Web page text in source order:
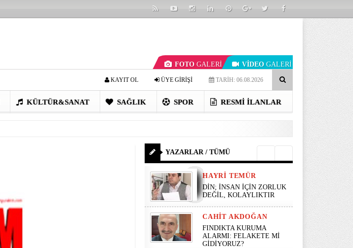
FOTO GALERİ VİDEO GALERİ
TARİH: 06.08.2026
ÜYE GİRİŞİ
KAYIT OL
KÜLTÜR&SANAT SAĞLIK SPOR RESMI İLANLAR
YAZARLAR / TÜMÜ
HAYRI TEMÜR
DİN; İNSAN İÇİN ZORLUK
DEĞİL, KOLAYLIKTIR
CAHIT AKDOĞAN
FINDIKTA KURUMA
ALARMI: FELAKETE Mİ
GİDİYORUZ?